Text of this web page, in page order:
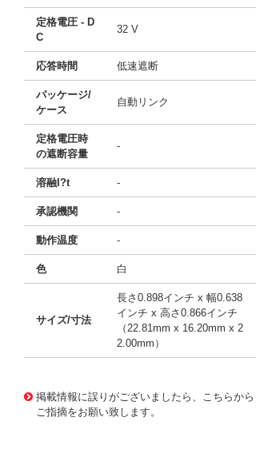
定格電圧 - D
C
32 V
応答時間 低速遮断
パッケージ/
ケース
自動リンク
定格電圧時
の遮断容量
-
溶融I?t -
承認機関 -
動作温度 -
色 白
サイズ/寸法
長さ0.898インチ x 幅0.638
インチ x 高さ0.866インチ
（22.81mm x 16.20mm x 2
2.00mm）
掲載情報に誤りがございましたら、こちらから
ご指摘をお願い致します。